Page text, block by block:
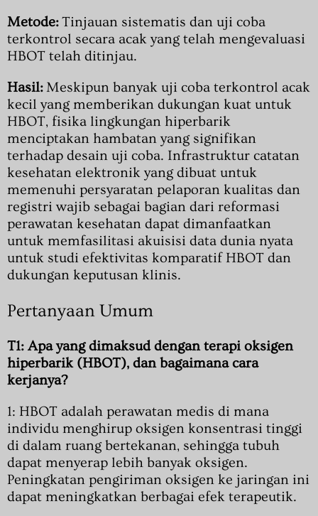
Metode:Tinjauan sistematis dan uji coba
terkontrol secara acak yang telah mengevaluasi
HBOT telah ditinjau.
Hasil:Meskipun banyak uji coba terkontrol acak
kecil yang memberikan dukungan kuat untuk
HBOT, fisika lingkungan hiperbarik
menciptakan hambatan yang signifikan
terhadap desain uji coba. Infrastruktur catatan
kesehatan elektronik yang dibuat untuk
memenuhi persyaratan pelaporan kualitas dan
registri wajib sebagai bagian dari reformasi
perawatan kesehatan dapat dimanfaatkan
untuk memfasilitasi akuisisi data dunia nyata
untuk studi efektivitas komparatif HBOT dan
dukungan keputusan klinis.
Pertanyaan Umum
T1: Apa yang dimaksud dengan terapi oksigen
hiperbarik (HBOT), dan bagaimana cara
kerjanya?
1: HBOT adalah perawatan medis di mana
individu menghirup oksigen konsentrasi tinggi
di dalam ruang bertekanan, sehingga tubuh
dapat menyerap lebih banyak oksigen.
Peningkatan pengiriman oksigen ke jaringan ini
dapat meningkatkan berbagai efek terapeutik.